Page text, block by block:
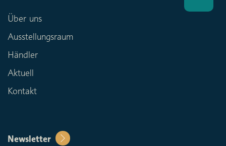
Über uns
Ausstellungsraum
Händler
Aktuell
Kontakt
Newsletter